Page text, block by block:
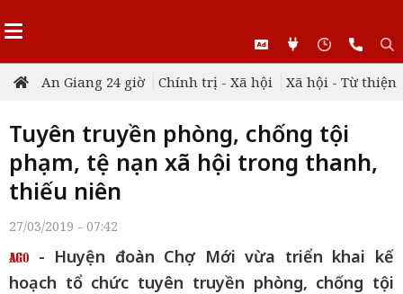
An Giang 24 giờ Chính trị - Xã hội Xã hội - Từ thiện
Tuyên truyền phòng, chống tội
phạm, tệ nạn xã hội trong thanh,
thiếu niên
27/03/2019 - 07:42
- Huyện đoàn Chợ Mới vừa triển khai kế
hoạch tổ chức tuyên truyền phòng, chống tội